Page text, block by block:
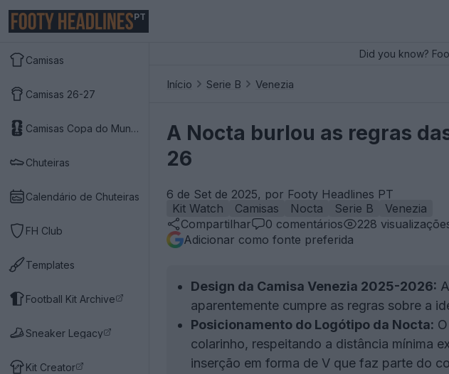
PT
Camisas
Camisas 26-27
Camisas Copa do Mundo 2026
Chuteiras
Calendário de Chuteiras
FH Club
Templates
Football Kit Archive
Sneaker Legacy
Kit Creator
Did you know?
Início Serie B Venezia
A Nocta burlou as regras
26
6 de Set de 2025, por Footy Headlines PT
Kit Watch
Camisas Nocta Serie B
Venezia
Compartilhar
0 comentários 228
Adicionar como fonte preferida
Design da Camisa Venezia 2025-2026:
aparentemente cumpre as regras sobre a
Posicionamento do Logótipo da Nocta:
colarinho, respeitando a distância mínima
inserção em forma de V que faz parte do